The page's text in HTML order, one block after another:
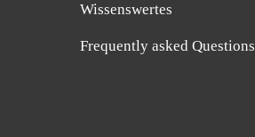
Wissenswertes
Frequently asked Questions